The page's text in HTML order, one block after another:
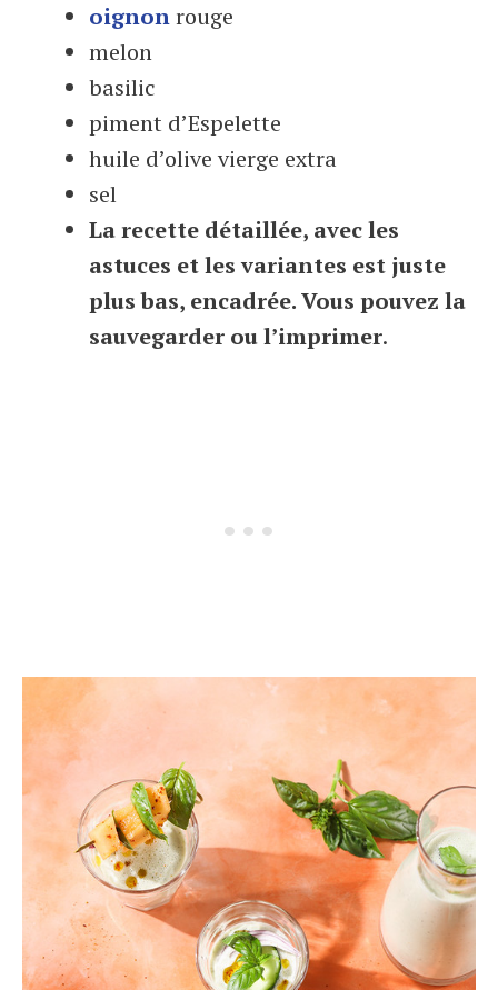
oignonrouge
melon
basilic
piment d’Espelette
huile d’olive vierge extra
sel
La recette détaillée, avec les
astuces et les variantes est juste
plus bas, encadrée. Vous pouvez la
sauvegarder ou l’imprimer.